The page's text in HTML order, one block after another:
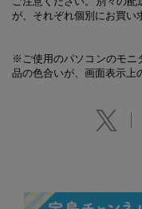
が、それぞれ個別にお買い
※ご使用のパソコンのモニ
品の色合いが、画面表示上